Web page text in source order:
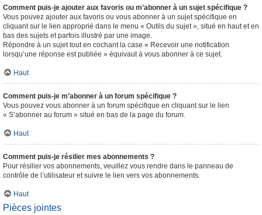
Comment puis-je ajouter aux favoris ou m’abonner à un sujet spécifique ?
Vous pouvez ajouter aux favoris ou vous abonner à un sujet spécifique en
cliquant sur le lien approprié dans le menu « Outils du sujet », situé en haut et en
bas des sujets et parfois illustré par une image.
Répondre à un sujet tout en cochant la case « Recevoir une notification
lorsqu’une réponse est publiée » équivaut à vous abonner à ce sujet.
Haut
Comment puis-je m’abonner à un forum spécifique ?
Vous pouvez vous abonner à un forum spécifique en cliquant sur le lien
« S’abonner au forum » situé en bas de la page du forum.
Haut
Comment puis-je résilier mes abonnements ?
Pour résilier vos abonnements, veuillez vous rendre dans le panneau de
contrôle de l’utilisateur et suivre le lien vers vos abonnements.
Haut
Pièces jointes